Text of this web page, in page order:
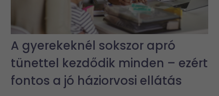
A gyerekeknél sokszor apró
tünettel kezdődik minden – ezért
fontos a jó háziorvosi ellátás